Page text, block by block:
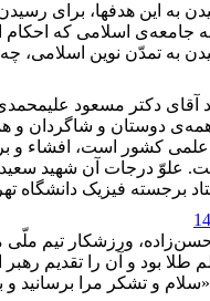
به این هدفها، برای
اسلامی که احکام
به تمدّن نوین اسلامی، چه
دکتر مسعود
دوستان و شاگردان
کشور است، افشاء و
درجات آن شهید سعید و
ورزشکار تیم ملّی
و آن را تقدیم رهبر
و تشکر مرا برسانید